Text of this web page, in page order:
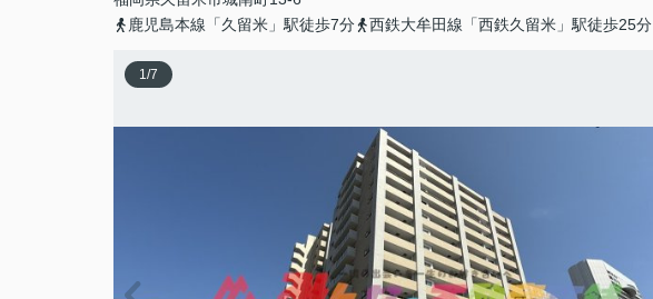
鹿児島本線「久留米」駅徒歩7分
西鉄大牟田線「西鉄久留米」駅徒歩25分
1/7